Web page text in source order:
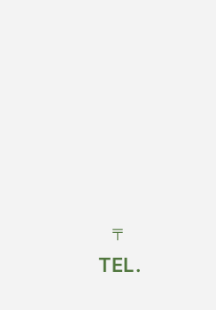
〒
TEL.